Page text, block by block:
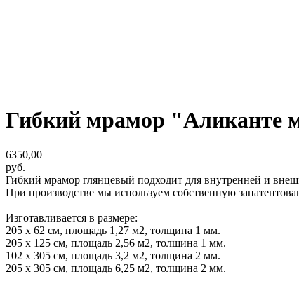
Гибкий мрамор "Аликанте
6350,00
руб.
Гибкий мрамор глянцевый подходит для внутренней и
При производстве мы используем собственную
Изготавливается в размере:
205 х 62 см, площадь 1,27 м2, толщина 1 мм.
205 х 125 см, площадь 2,56 м2, толщина 1 мм.
102 х 305 см, площадь 3,2 м2, толщина 2 мм.
205 х 305 см, площадь 6,25 м2, толщина 2 мм.